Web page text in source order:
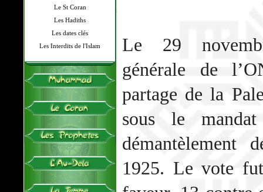
Le St Coran
Les Hadiths
Les dates clés
Les Interdits de l'Islam
Le 29
générale de
partage de la
sous le
démantèlement
1925. Le vote